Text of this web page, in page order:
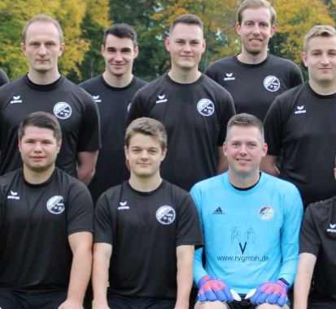
Dokumente
Platzanlagen
Platzvermietung
Schiedsrichter
Datenschutz
Junioren
Breitensport
Belegte Kurse